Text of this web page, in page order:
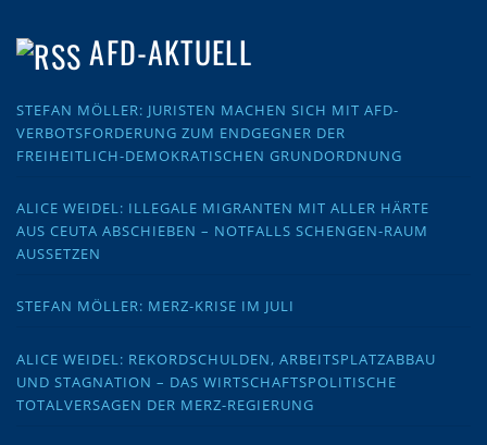
AFD-AKTUELL
STEFAN MÖLLER: JURISTEN MACHEN SICH MIT AFD-
VERBOTSFORDERUNG ZUM ENDGEGNER DER
FREIHEITLICH-DEMOKRATISCHEN GRUNDORDNUNG
ALICE WEIDEL: ILLEGALE MIGRANTEN MIT ALLER HÄRTE
AUS CEUTA ABSCHIEBEN – NOTFALLS SCHENGEN-RAUM
AUSSETZEN
STEFAN MÖLLER: MERZ-KRISE IM JULI
ALICE WEIDEL: REKORDSCHULDEN, ARBEITSPLATZABBAU
UND STAGNATION – DAS WIRTSCHAFTSPOLITISCHE
TOTALVERSAGEN DER MERZ-REGIERUNG